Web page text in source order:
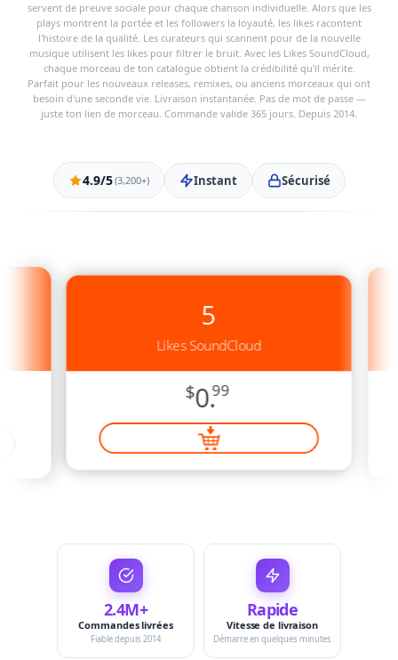
servent de preuve sociale pour chaque chanson individuelle. Alors que les
plays montrent la portée et les followers la loyauté, les likes racontent
l'histoire de la qualité. Les curateurs qui scannent pour de la nouvelle
musique utilisent les likes pour filtrer le bruit. Avec les Likes SoundCloud,
chaque morceau de ton catalogue obtient la crédibilité qu'il mérite.
Parfait pour les nouveaux releases, remixes, ou anciens morceaux qui ont
besoin d'une seconde vie. Livraison instantanée. Pas de mot de passe —
juste ton lien de morceau. Commande valide 365 jours. Depuis 2014.
4.9/5(3,200+) Instant Sécurisé
5
Likes SoundCloud
$0.99
2.4M+
Commandes livrées
Fiable depuis 2014
Rapide
Vitesse de livraison
Démarre en quelques minutes